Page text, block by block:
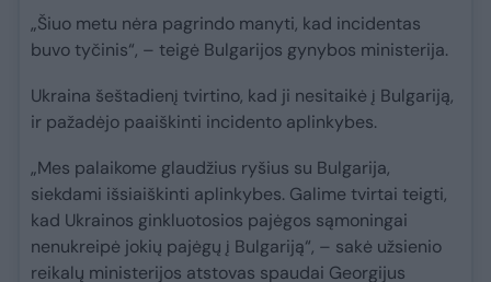
„Šiuo metu nėra pagrindo manyti, kad incidentas
buvo tyčinis“, – teigė Bulgarijos gynybos ministerija.
Ukraina šeštadienį tvirtino, kad ji nesitaikė į Bulgariją,
ir pažadėjo paaiškinti incidento aplinkybes.
„Mes palaikome glaudžius ryšius su Bulgarija,
siekdami išsiaiškinti aplinkybes. Galime tvirtai teigti,
kad Ukrainos ginkluotosios pajėgos sąmoningai
nenukreipė jokių pajėgų į Bulgariją“, – sakė užsienio
reikalų ministerijos atstovas spaudai Georgijus